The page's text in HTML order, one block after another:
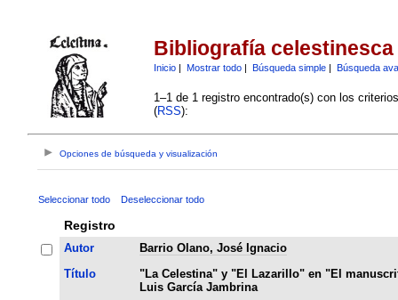
Bibliografía celestinesca
Inicio| Mostrar todo| Búsqueda simple| Búsqueda
1–1 de 1 registro encontrado(s) con los
(RSS):
Opciones de búsqueda y visualización
Seleccionar todo Deseleccionar todo
Registro
Autor
Barrio Olano, José Ignacio
Título
"La Celestina" y "El Lazarillo" en "El
Luis García Jambrina